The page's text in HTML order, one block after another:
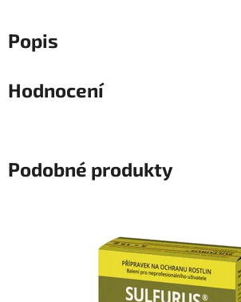
Popis
Hodnocení
Podobné produkty